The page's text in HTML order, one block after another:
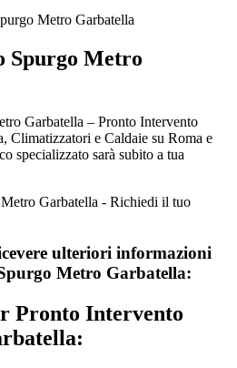
Metro Garbatella
Spurgo Metro
Garbatella – Pronto Intervento
Climatizzatori e Caldaie su Roma e
specializzato sarà subito a tua
ulteriori informazioni
Metro Garbatella:
Pronto Intervento